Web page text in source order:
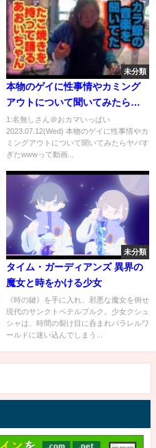
未分類
本物のゲイに性事情やカミング
アウトについて聞いてみたらヤ
バすぎたwww
1:名無しさん＠おカマいっぱい
2023.07.12(Wed) 本物のゲイに性事情やカ
ミングアウトについて聞いてみたらヤバす
ぎたwwwって動画...
未分類
タイム・ガーディアンズ 異界の
魔女と時をかける少女
《時の鍵》を手に入れ、邪悪な魔女を倒せ
現代のサンクトペテルブルク。少女クシュ
シャは、時間の裂け目に呑まれパラレルワ
ールドに迷い込んでしまう...